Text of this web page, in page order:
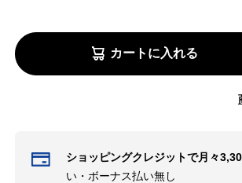
カートに入れる
ショッピングクレジットで月々
い・ボーナス払い無し